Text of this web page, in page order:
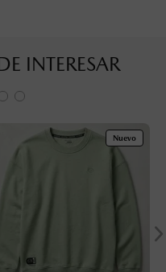
INTERESAR
Nuevo